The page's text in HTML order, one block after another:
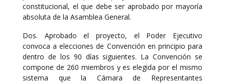
constitucional, el que debe ser aprobado por mayoría
absoluta de la Asamblea General.
Dos. Aprobado el proyecto, el Poder Ejecutivo
convoca a elecciones de Convención en principio para
dentro de los 90 días siguientes. La Convención se
compone de 260 miembros y es elegida por el mismo
sistema que la Cámara de Representantes